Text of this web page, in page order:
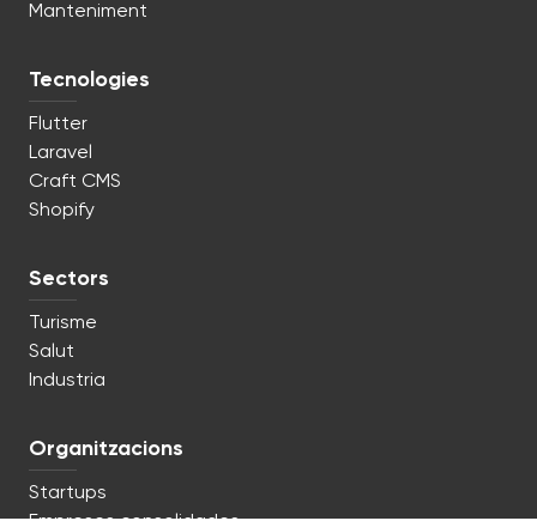
Manteniment
Tecnologies
Flutter
Laravel
Craft CMS
Shopify
Sectors
Turisme
Salut
Industria
Organitzacions
Startups
Empreses consolidades